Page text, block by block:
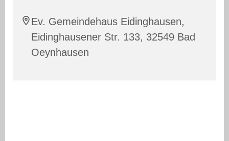
Ev. Gemeindehaus Eidinghausen,
Eidinghausener Str. 133, 32549 Bad
Oeynhausen